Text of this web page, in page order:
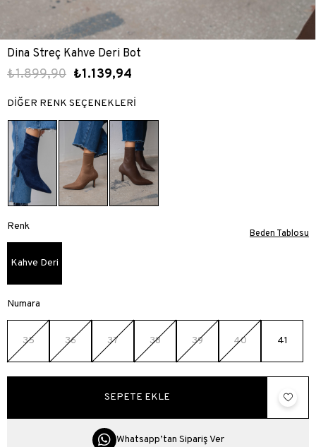
Dina Streç Kahve Deri Bot
₺1.899,90 ₺1.139,94
DİĞER RENK SEÇENEKLERİ
Renk
Kahve Deri
Numara
35 36 37 38 39 40 41
Beden Tablosu
Whatsapp’tan Sipariş Ver